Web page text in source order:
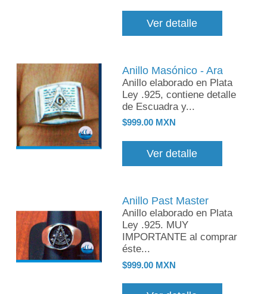
Ver detalle
Anillo Masónico - Ara
Anillo elaborado en Plata
Ley .925, contiene detalle
de Escuadra y...
$999.00 MXN
Ver detalle
Anillo Past Master
Anillo elaborado en Plata
Ley .925. MUY
IMPORTANTE al comprar
éste...
$999.00 MXN